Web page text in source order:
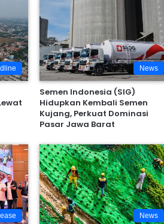
News
Semen Indonesia (SIG)
Hidupkan Kembali Semen
Kujang, Perkuat Dominasi
Pasar Jawa Barat
News